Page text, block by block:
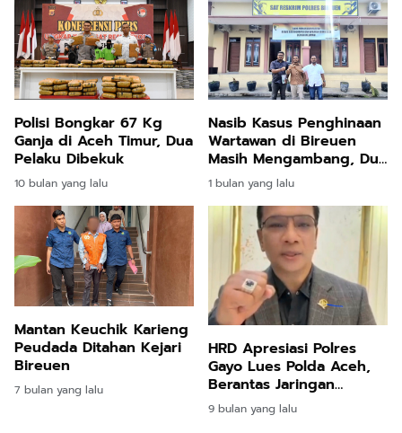
Polisi Bongkar 67 Kg
Ganja di Aceh Timur, Dua
Pelaku Dibekuk
10 bulan yang lalu
Nasib Kasus Penghinaan
Wartawan di Bireuen
Masih Mengambang, Dua
Bulan Belum Ada
Kepastian Hukum
1 bulan yang lalu
Mantan Keuchik Karieng
Peudada Ditahan Kejari
Bireuen
7 bulan yang lalu
HRD Apresiasi Polres
Gayo Lues Polda Aceh,
Berantas Jaringan
Narkoba Jaringan
Internasional
9 bulan yang lalu